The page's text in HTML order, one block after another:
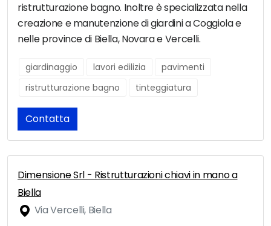
ristrutturazione bagno. Inoltre è specializzata nella
creazione e manutenzione di giardini a Coggiola e
nelle province di Biella, Novara e Vercelli.
giardinaggio lavori edilizia
pavimenti
ristrutturazione bagno
tinteggiatura
Contatta
Dimensione Srl - Ristrutturazioni chiavi in mano a
Biella
Via Vercelli, Biella